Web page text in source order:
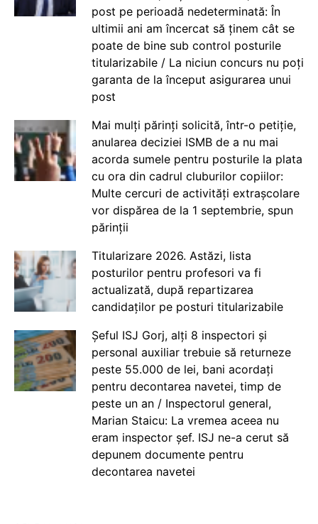
post pe perioadă nedeterminată: În
ultimii ani am încercat să ținem cât se
poate de bine sub control posturile
titularizabile / La niciun concurs nu poți
garanta de la început asigurarea unui
post
Mai mulți părinți solicită, într-o petiție,
anularea deciziei ISMB de a nu mai
acorda sumele pentru posturile la plata
cu ora din cadrul cluburilor copiilor:
Multe cercuri de activități extrașcolare
vor dispărea de la 1 septembrie, spun
părinții
Titularizare 2026. Astăzi, lista
posturilor pentru profesori va fi
actualizată, după repartizarea
candidaților pe posturi titularizabile
Șeful ISJ Gorj, alți 8 inspectori și
personal auxiliar trebuie să returneze
peste 55.000 de lei, bani acordați
pentru decontarea navetei, timp de
peste un an / Inspectorul general,
Marian Staicu: La vremea aceea nu
eram inspector șef. ISJ ne-a cerut să
depunem documente pentru
decontarea navetei